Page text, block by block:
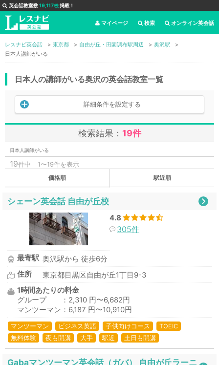
英会話教室数19,117校掲載！
オンライン英会話
検索
マイページ
レスナビ英会話 東京都 自由が丘・田園調布駅周辺
奥沢駅
日本人講師がいる
日本人の講師がいる奥沢の英会話教室一覧
詳細条件を設定する
検索結果： 19件
日本人講師がいる
19件中 1〜19件を表示
価格順 駅近順
シェーン英会話 自由が丘校
4.8
305件
最寄駅 奥沢駅から 徒歩6分
住所
東京都目黒区自由が丘1丁目9-3
1時間あたりの料金
グループ ：2,310 円〜6,682円
マンツーマン：6,187 円〜10,910円
マンツーマン ビジネス英語 子供向けコース
TOEIC
無料体験
夜も開講 大手 駅近 土日も開講
Gabaマンツーマン英会話（ガバ） 自由が丘ラーニ